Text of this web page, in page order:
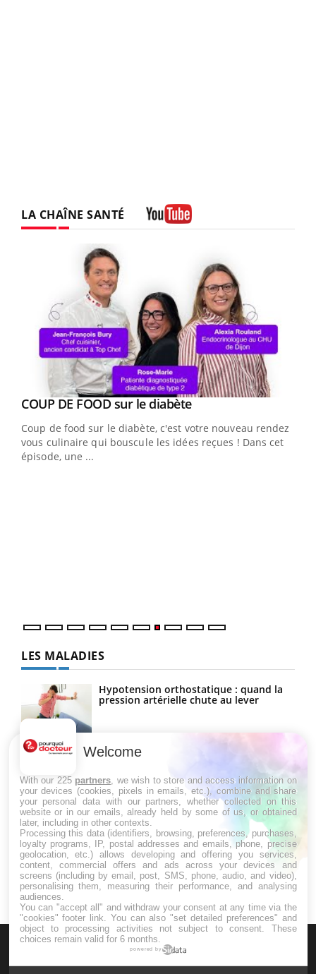
LA CHAÎNE SANTÉ
Youtube
COUP DE FOOD sur le diabèteYoutube
Coup de food sur le diabète, c'est votre nouveau rendez-
vous culinaire qui bouscule les idées reçues ! Dans cet
épisode, une ...
Youtube
Quand l’entreprise mise sur le bien être global
"Les rendez-vous de la santé et de la qualité de vie au
travail" de Pourquoi Docteur reçoivent Régis Blugeon,
DRH et directeur ...
LES MALADIES
Hypotension orthostatique : quand la
pression artérielle chute au lever
Drépanocytose : une déformation des
Maladie de Charcot (Sclérose latérale
amyotrophique)
Welcome
With our 225 partners , we wish to store and access information on
your devices (cookies, pixels in emails, etc.), combine and share
your personal data with our partners, whether collected on this
website or in our emails, already held by some of us, or obtained
later, including in other contexts.
Processing this data (identifiers, browsing, preferences, purchases,
loyalty programs, IP, postal addresses and emails, phone, precise
geolocation, etc.) allows developing and offering you services,
content, commercial offers and ads across your devices and
screens (including by email, post, SMS, phone, audio, and video),
personalising them, measuring their performance, and analysing
audiences.
You can "accept all" and withdraw your consent at any time via the
"cookies" footer link . You can also "set detailed preferences" and
object to processing activities not subject to consent. These
choices remain valid for 6 months.
powered by